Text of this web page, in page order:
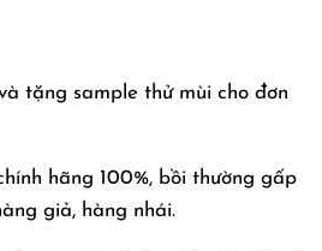
tặng sample thử mùi cho đơn
hãng 100%, bồi thường gấp
giả, hàng nhái.